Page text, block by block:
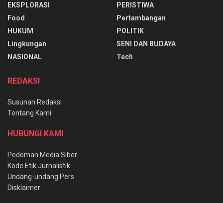
EKSPLORASI
Food
HUKUM
Lingkungan
NASIONAL
PERISTIWA
Pertambangan
POLITIK
SENI DAN BUDAYA
Tech
REDAKSI
Susunan Redaksi
Tentang Kami
HUBUNGI KAMI
Pedoman Media Siber
Kode Etik Jurnalistik
Undang-undang Pers
Disklaimer